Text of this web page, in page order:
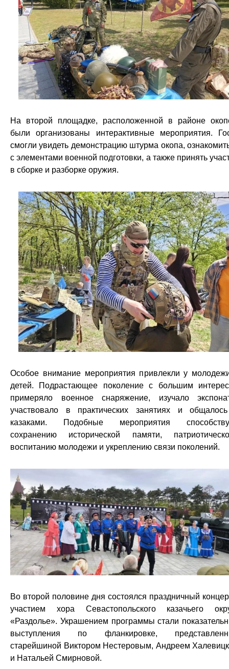
На второй площадке, расположенной в районе
были организованы интерактивные мероприятия.
смогли увидеть демонстрацию штурма окопа,
с элементами военной подготовки, а также принять
в сборке и разборке оружия.
Особое внимание мероприятия привлекли у
детей. Подрастающее поколение с большим
примеряло военное снаряжение, изучало
участвовало в практических занятиях и
казаками. Подобные мероприятия
сохранению исторической памяти,
воспитанию молодежи и укреплению связи поколений.
Во второй половине дня состоялся праздничный
участием хора Севастопольского казачьего
«Раздолье». Украшением программы стали
выступления по фланкировке,
старейшиной Виктором Нестеровым, Андреем
и Натальей Смирновой.